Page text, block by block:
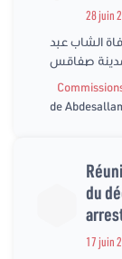
28 juin
الشاب عبد
صفاقس
de
du
17 juin